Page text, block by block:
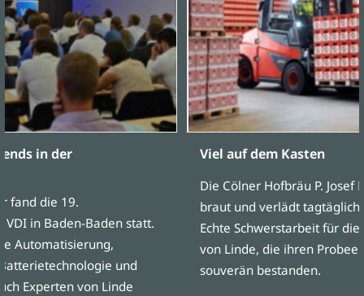
in der
fand die 19.
in Baden-Baden statt.
Automatisierung,
und
Experten von Linde
Viel auf dem Kasten
Die Cölner Hofbräu P. Josef
braut und verlädt tagtäglich
Echte Schwerstarbeit für
von Linde, die ihren
souverän bestanden.